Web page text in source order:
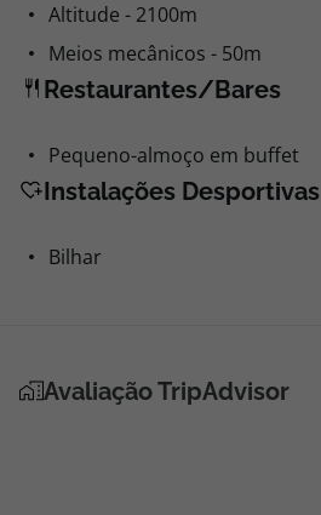
Altitude - 2100m
Meios mecânicos - 50m
Restaurantes/Bares
Pequeno-almoço em buffet
Instalações Desportivas
Bilhar
Avaliação TripAdvisor